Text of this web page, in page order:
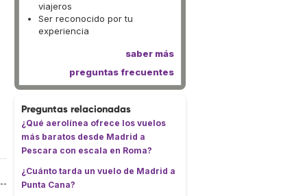
viajeros
Ser reconocido por tu
experiencia
saber más
preguntas frecuentes
Preguntas relacionadas
¿Qué aerolínea ofrece los vuelos
más baratos desde Madrid a
Pescara con escala en Roma?
¿Cuánto tarda un vuelo de Madrid a
Punta Cana?